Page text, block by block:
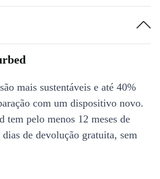
mais sustentáveis e até 40%
com um dispositivo novo.
tem pelo menos 12 meses de
de devolução gratuita, sem